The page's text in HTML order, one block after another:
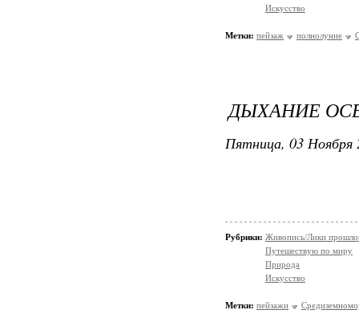
Искусство
Метки: пейзаж полнолуние
ДЫХАНИЕ
Пятница, 03 Ноября
Рубрики: Живопись/Лики
Путешествую по миру
Природа
Искусство
Метки: пейзажи